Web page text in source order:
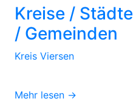
Kreise / Städte
/ Gemeinden
Kreis Viersen
Mehr lesen →